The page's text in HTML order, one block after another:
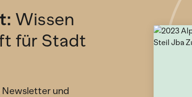
Wissen
für Stadt
und